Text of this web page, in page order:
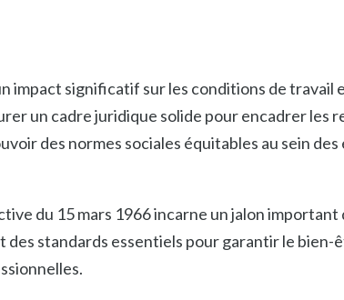
impact significatif sur les conditions de travail
un cadre juridique solide pour encadrer les
des normes sociales équitables au sein
du 15 mars 1966 incarne un jalon important
des standards essentiels pour garantir le bien-